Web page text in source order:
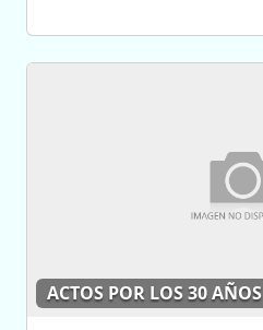
ACTOS POR LOS 30 AÑOS